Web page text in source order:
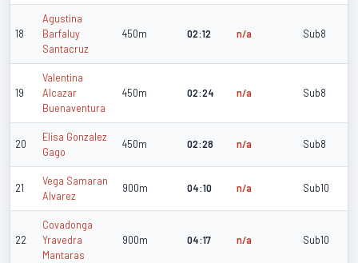
18
Agustina
Barfaluy
Santacruz
450m 02:12 n/a Sub8
19
Valentina
Alcazar
Buenaventura
450m 02:24 n/a Sub8
20
Elisa Gonzalez
Gago
450m 02:28 n/a Sub8
21
Vega Samaran
Alvarez
900m 04:10 n/a Sub10
22
Covadonga
Yravedra
Mantaras
900m 04:17 n/a Sub10